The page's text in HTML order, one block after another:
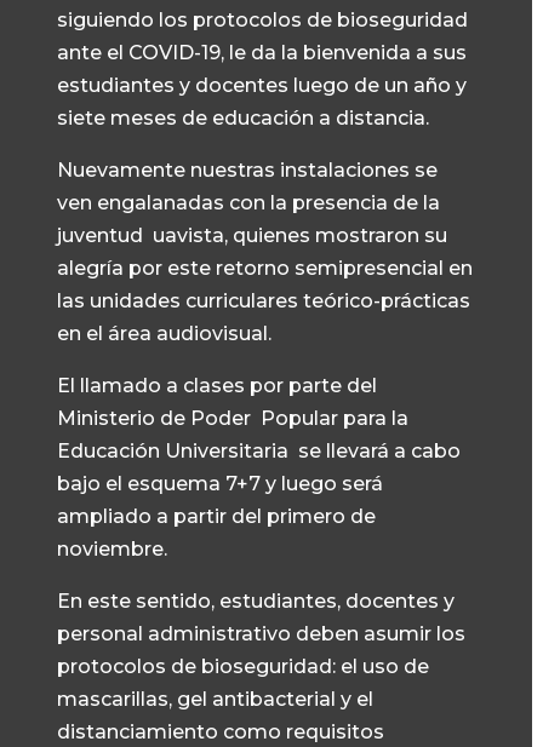
siguiendo los protocolos de bioseguridad
ante el COVID-19, le da la bienvenida a sus
estudiantes y docentes luego de un año y
siete meses de educación a distancia.
Nuevamente nuestras instalaciones se
ven engalanadas con la presencia de la
juventud uavista, quienes mostraron su
alegría por este retorno semipresencial en
las unidades curriculares teórico-prácticas
en el área audiovisual.
El llamado a clases por parte del
Ministerio de Poder Popular para la
Educación Universitaria se llevará a cabo
bajo el esquema 7+7 y luego será
ampliado a partir del primero de
noviembre.
En este sentido, estudiantes, docentes y
personal administrativo deben asumir los
protocolos de bioseguridad: el uso de
mascarillas, gel antibacterial y el
distanciamiento como requisitos